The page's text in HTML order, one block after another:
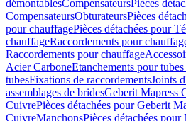
démontablesCompensateursPièces
CompensateursObturateursPièces
pour chauffagePièces détachées pour
chauffageRaccordements pour
Raccordements pour chauffage
Acier CarboneEtanchements pour
tubesFixations de raccordementsJoints
assemblages de bridesGeberit Mapress
CuivrePièces détachées pour Geberit
CuivreManchonsPièces détachées pour